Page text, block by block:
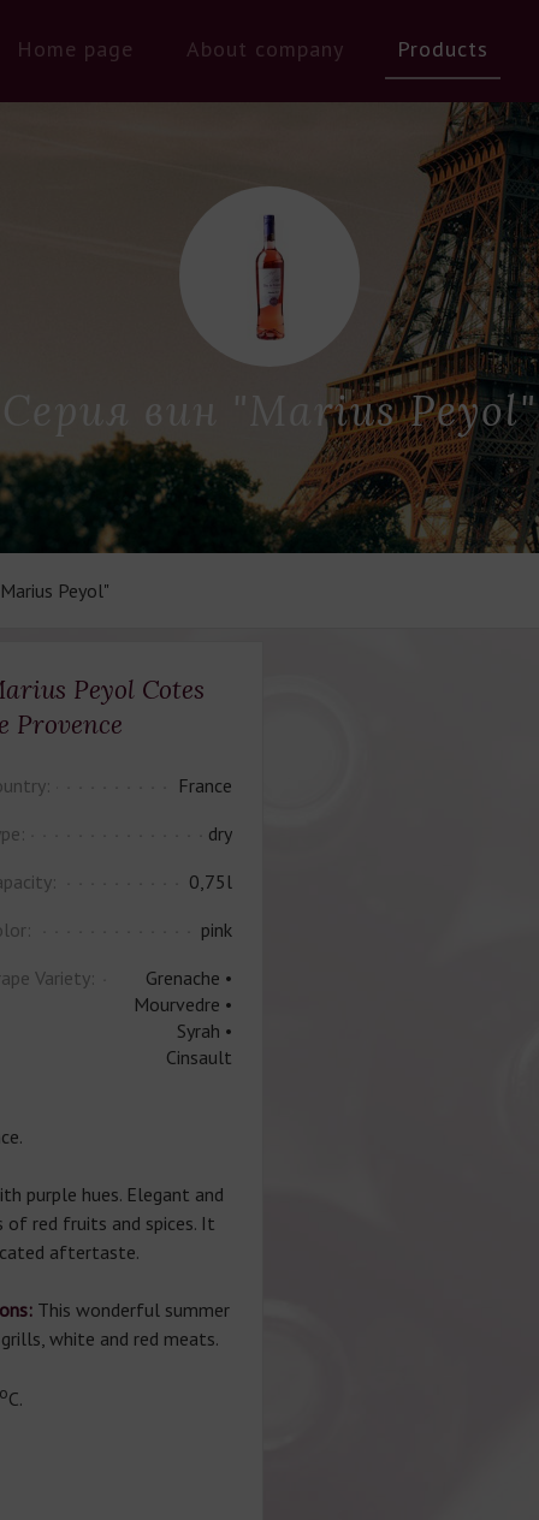
Home page About company Products
Серия вин "Marius Peyol"
Peyol"
Peyol Cotes
Provence
France
dry
0,75l
pink
Variety:
Grenache •
Mourvedre •
Syrah •
Cinsault
purple hues. Elegant and
red fruits and spices. It
aftertaste.
This wonderful summer
white and red meats.
оС.